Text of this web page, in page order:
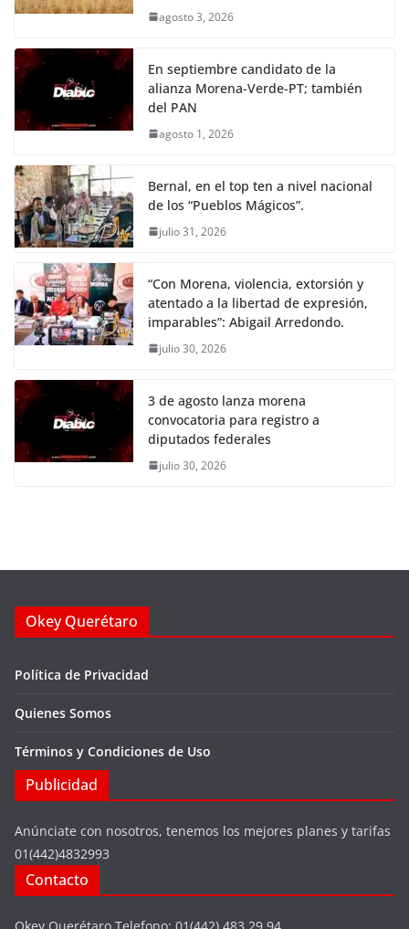
agosto 3, 2026
En septiembre candidato de la
alianza Morena-Verde-PT; también
del PAN
agosto 1, 2026
Bernal, en el top ten a nivel nacional
de los “Pueblos Mágicos”.
julio 31, 2026
“Con Morena, violencia, extorsión y
atentado a la libertad de expresión,
imparables”: Abigail Arredondo.
julio 30, 2026
3 de agosto lanza morena
convocatoria para registro a
diputados federales
julio 30, 2026
Okey Querétaro
Política de Privacidad
Quienes Somos
Términos y Condiciones de Uso
Publicidad
Anúnciate con nosotros, tenemos los mejores planes y tarifas
01(442)4832993
Contacto